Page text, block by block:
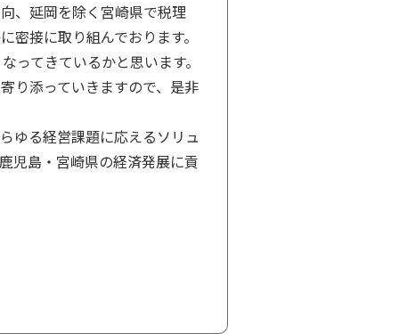
、延岡を除く宮崎県で税理
接に取り組んでおります。
ってきているかと思います。
り添っていきますので、是非
ゆる経営課題に応えるソリュ
児島・宮崎県の経済発展に貢